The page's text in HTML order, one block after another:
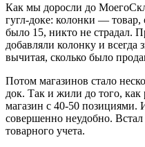
Как мы доросли до
гугл-доке: колонки —
было 15, никто не страдал.
добавляли колонку и всегда
вычитая, сколько было
Потом магазинов стало
док. Так и жили до того,
магазин с 40-50 позициями.
совершенно неудобно.
товарного учета.